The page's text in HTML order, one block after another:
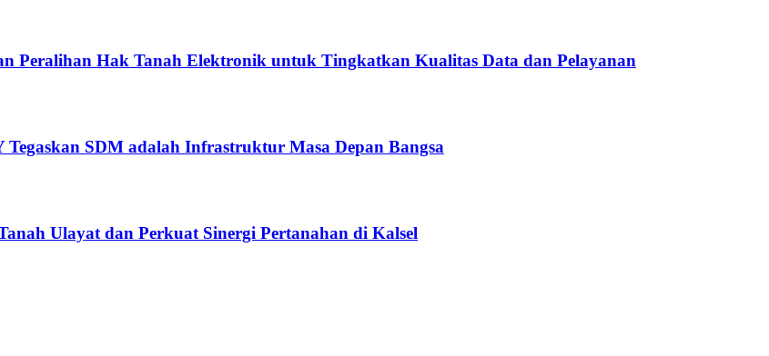
Peralihan Hak Tanah Elektronik untuk Tingkatkan Kualitas Data dan Pelayanan
SDM adalah Infrastruktur Masa Depan Bangsa
Ulayat dan Perkuat Sinergi Pertanahan di Kalsel